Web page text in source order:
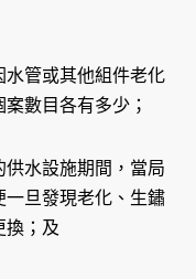
管或其他組件老化
數目各有多少；
水設施期間，當局
旦發現老化、生鏽
換；及